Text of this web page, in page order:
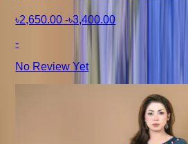
৳2,650.00 -৳3,400.00
-
No Review Yet